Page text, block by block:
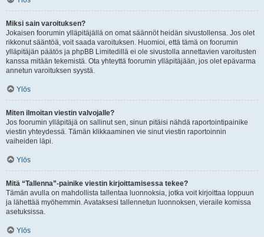
Miksi sain varoituksen?
Jokaisen foorumin ylläpitäjällä on omat säännöt heidän sivustollensa. Jos olet
rikkonut sääntöä, voit saada varoituksen. Huomioi, että tämä on foorumin
ylläpitäjän päätös ja phpBB Limitedillä ei ole sivustolla annettavien varoitusten
kanssa mitään tekemistä. Ota yhteyttä foorumin ylläpitäjään, jos olet epävarma
annetun varoituksen syystä.
Ylös
Miten ilmoitan viestin valvojalle?
Jos foorumin ylläpitäjä on sallinut sen, sinun pitäisi nähdä raportointipainike
viestin yhteydessä. Tämän klikkaaminen vie sinut viestin raportoinnin
vaiheiden läpi.
Ylös
Mitä “Tallenna”-painike viestin kirjoittamisessa tekee?
Tämän avulla on mahdollista tallentaa luonnoksia, jotka voit kirjoittaa loppuun
ja lähettää myöhemmin. Avataksesi tallennetun luonnoksen, vieraile komissa
asetuksissa.
Ylös